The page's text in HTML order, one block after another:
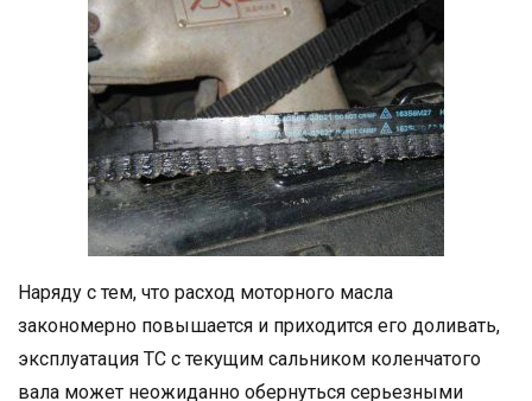
Наряду с тем, что расход моторного масла
закономерно повышается и приходится его доливать,
эксплуатация ТС с текущим сальником коленчатого
вала может неожиданно обернуться серьезными